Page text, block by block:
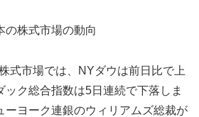
の株式市場の動向
式市場では、NYダウは前日比で上
ック総合指数は5日連続で下落しま
ーヨーク連銀のウィリアムズ総裁が